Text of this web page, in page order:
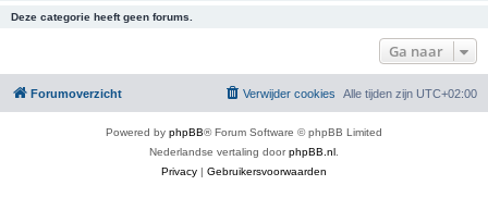
Deze categorie heeft geen forums.
Ga naar
Forumoverzicht Alle tijden zijn UTC+02:00
Verwijder cookies
Powered by phpBB® Forum Software © phpBB Limited
Nederlandse vertaling doorphpBB.nl
Privacy | Gebruikersvoorwaarden